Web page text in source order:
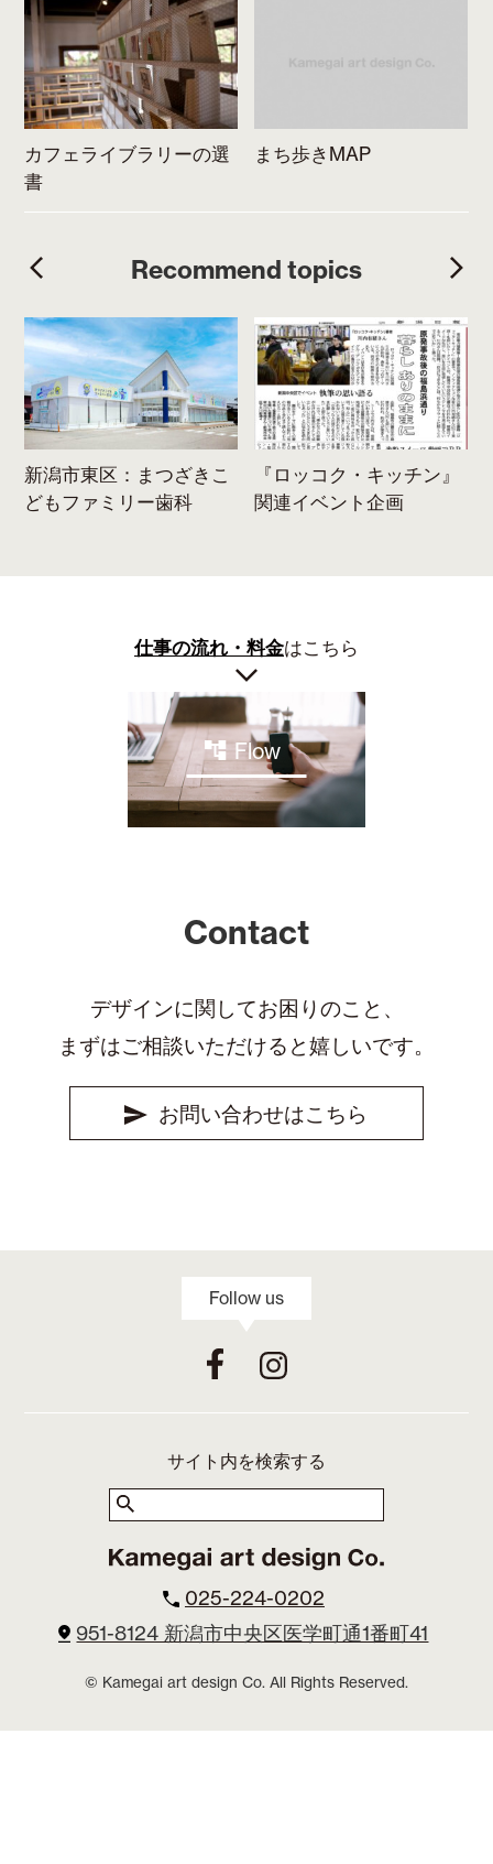
カフェライブラリーの選
書
まち歩きMAP
Recommend topics
新潟市東区：まつざきこ
どもファミリー歯科
『ロッコク・キッチン』
関連イベント企画
仕事の流れ・料金はこちら
Flow
Contact
デザインに関してお困りのこと、
まずはご相談いただけると嬉しいです。
お問い合わせはこちら
Follow us
サイト内を検索する
025-224-0202
951-8124 新潟市中央区医学町通1番町41
© Kamegai art design Co. All Rights Reserved.